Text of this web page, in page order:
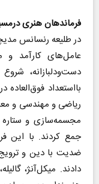
فرماندهان هنری
در طلیعه رنسانس
عامل‌های کارآمد و
دست‌و‌دلبازانه،
با‌استعداد
ریاضی و مهندسی و
مجسمه‌سازی و ستاره
جمع کردند. با این
ضدیت با دین و
دادند. میکل‌آنژ،